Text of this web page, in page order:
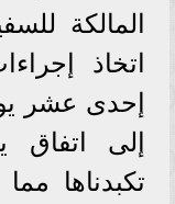
المالكة
اتخاذ
إحدى عشر
إلى اتفاق
تكبدناها